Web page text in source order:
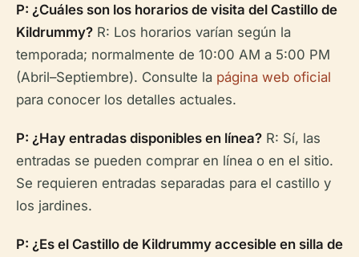
P: ¿Cuáles son los horarios de visita del Castillo de
Kildrummy? R: Los horarios varían según la
temporada; normalmente de 10:00 AM a 5:00 PM
(Abril–Septiembre). Consulte la página web oficial
para conocer los detalles actuales.
P: ¿Hay entradas disponibles en línea? R: Sí, las
entradas se pueden comprar en línea o en el sitio.
Se requieren entradas separadas para el castillo y
los jardines.
P: ¿Es el Castillo de Kildrummy accesible en silla de